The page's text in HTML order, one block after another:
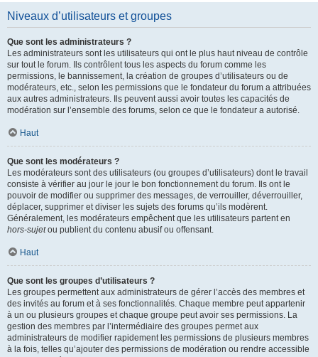
Niveaux d’utilisateurs et groupes
Que sont les administrateurs ?
Les administrateurs sont les utilisateurs qui ont le plus haut niveau de contrôle
sur tout le forum. Ils contrôlent tous les aspects du forum comme les
permissions, le bannissement, la création de groupes d’utilisateurs ou de
modérateurs, etc., selon les permissions que le fondateur du forum a attribuées
aux autres administrateurs. Ils peuvent aussi avoir toutes les capacités de
modération sur l’ensemble des forums, selon ce que le fondateur a autorisé.
Haut
Que sont les modérateurs ?
Les modérateurs sont des utilisateurs (ou groupes d’utilisateurs) dont le travail
consiste à vérifier au jour le jour le bon fonctionnement du forum. Ils ont le
pouvoir de modifier ou supprimer des messages, de verrouiller, déverrouiller,
déplacer, supprimer et diviser les sujets des forums qu’ils modèrent.
Généralement, les modérateurs empêchent que les utilisateurs partent en
hors-sujetou publient du contenu abusif ou offensant.
Haut
Que sont les groupes d’utilisateurs ?
Les groupes permettent aux administrateurs de gérer l’accès des membres et
des invités au forum et à ses fonctionnalités. Chaque membre peut appartenir
à un ou plusieurs groupes et chaque groupe peut avoir ses permissions. La
gestion des membres par l’intermédiaire des groupes permet aux
administrateurs de modifier rapidement les permissions de plusieurs membres
à la fois, telles qu’ajouter des permissions de modération ou rendre accessible